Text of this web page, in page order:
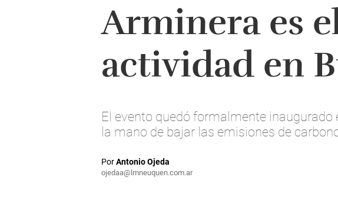
Arminera es
actividad en
El evento quedó formalmente inaugurado
la mano de bajar las emisiones de
PorAntonio Ojeda
ojedaa@lmneuquen.com.ar